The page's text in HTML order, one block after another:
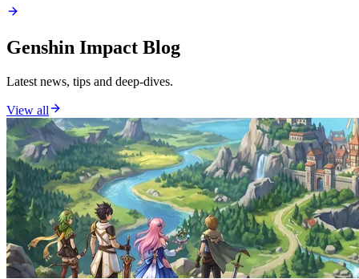
Genshin Impact Blog
Latest news, tips and deep-dives.
View all